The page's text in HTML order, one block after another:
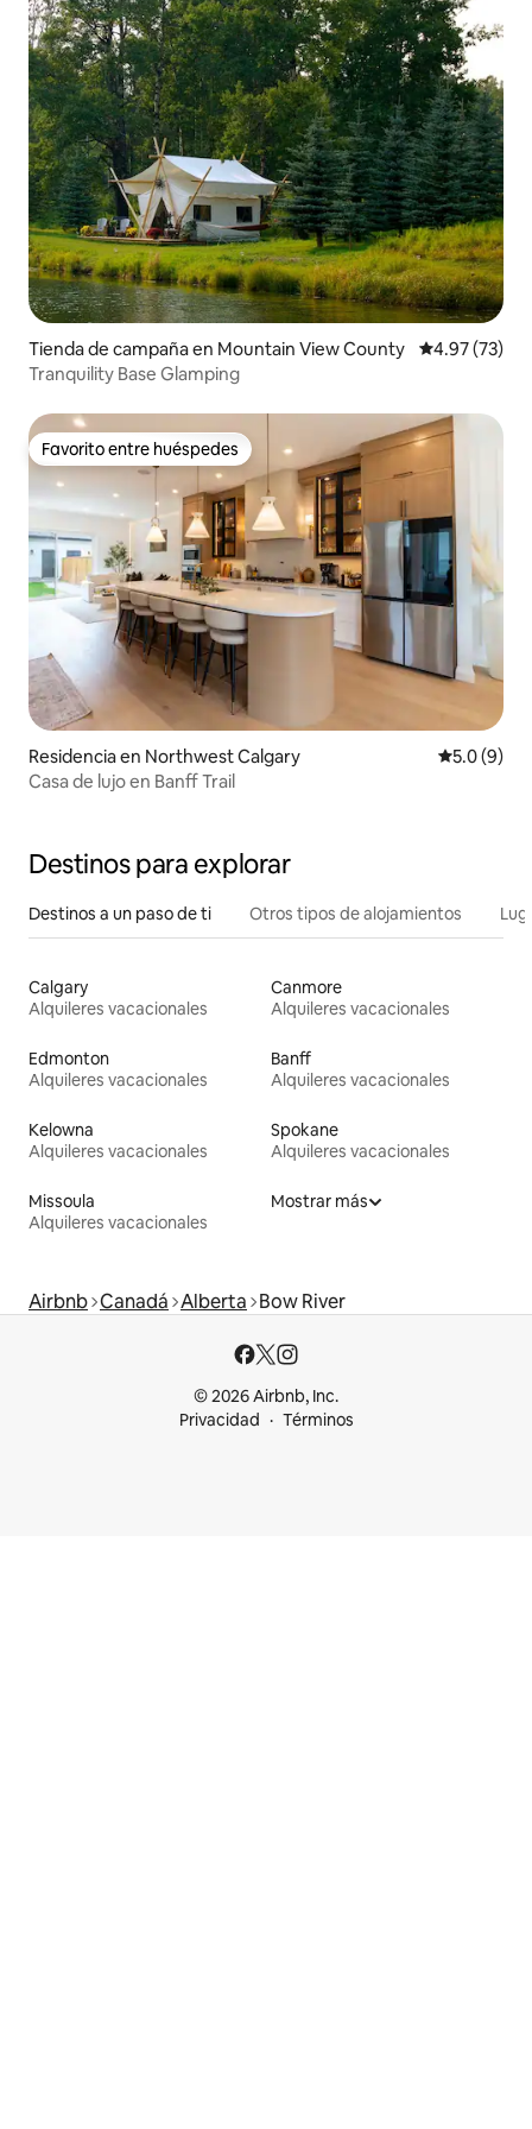
Tienda de campaña en Mountain View County Calificación
4.97 (73)
Tranquility Base Glamping
Favorito entre huéspedes
Favorito entre huéspedes
Residencia en Northwest Calgary
5.0 (9)
Casa de lujo en Banff Trail
Destinos para explorar
Destinos a un paso de ti Otros tipos de alojamientos
Calgary
Alquileres vacacionales
Canmore
Alquileres vacacionales
Edmonton
Alquileres vacacionales
Banff
Alquileres vacacionales
Kelowna
Alquileres vacacionales
Spokane
Alquileres vacacionales
Missoula
Alquileres vacacionales
Mostrar más
Airbnb Canadá Alberta Bow River
© 2026 Airbnb, Inc.
Privacidad
Términos